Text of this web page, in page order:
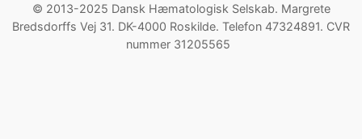
© 2013-2025 Dansk Hæmatologisk Selskab. Margrete
Bredsdorffs Vej 31. DK-4000 Roskilde. Telefon 47324891. CVR
nummer 31205565